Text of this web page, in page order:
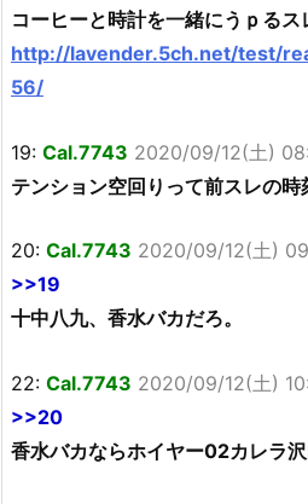
コーヒーと時計を一緒にうｐる
http://lavender.5ch.net/test/
56/
19: Cal.7743 2020/09/12(土)
テンション空回りって前スレの
20: Cal.7743 2020/09/12(土)
>>19
十中八九、香水バカだろ。
22: Cal.7743 2020/09/12(土)
>>20
香水バカならホイヤー02カレラ